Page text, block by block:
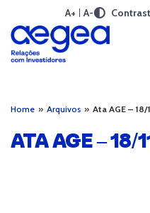
A+ A-
Home » Arquivos » Ata AGE – 18/
ATA AGE – 18/